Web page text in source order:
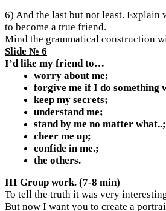
6) And the last but not least. Explain
to become a true friend.
Mind the grammatical construction
Slide № 6
I’d like my friend to…
worry about me;
forgive me if I do something
keep my secrets;
understand me;
stand by me no matter what..;
cheer me up;
confide in me.;
the others.
III Group work. (7-8 min)
To tell the truth it was very
But now I want you to create a